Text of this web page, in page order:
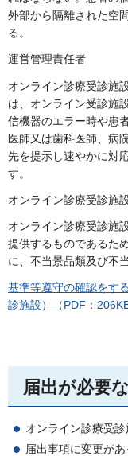
外部から隔離された空
る。
運営管理責任者
オンライン診療受診施
は、オンライン受診施
信機器のエラー時や患
医師又は歯科医師、病
先を提示し速やかに対
す。
オンライン診療受診施
オンライン診療受診施
提供するものであるた
に、不当景品類及び不
基準等遵守の確認をす
診施設）（PDF：206KB
届出が必要
オンライン診療受
届出事項に変更があ